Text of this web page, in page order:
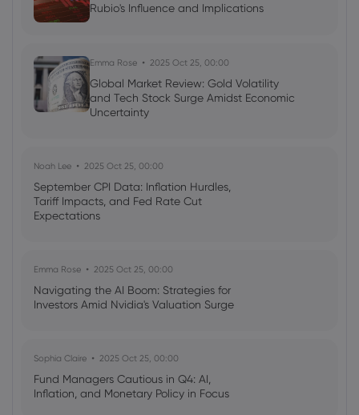
Rubio's Influence and Implications
Emma Rose 2025 Oct 25, 00:00
Global Market Review: Gold Volatility
and Tech Stock Surge Amidst Economic
Uncertainty
Noah Lee 2025 Oct 25, 00:00
September CPI Data: Inflation Hurdles,
Tariff Impacts, and Fed Rate Cut
Expectations
Emma Rose 2025 Oct 25, 00:00
Navigating the AI Boom: Strategies for
Investors Amid Nvidia's Valuation Surge
Sophia Claire 2025 Oct 25, 00:00
Fund Managers Cautious in Q4: AI,
Inflation, and Monetary Policy in Focus